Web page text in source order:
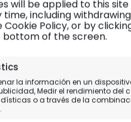
will be applied to this
time, including
Cookie Policy, or by
of the screen.
la información en un
Medir el rendimiento del
o a través de la
Andina